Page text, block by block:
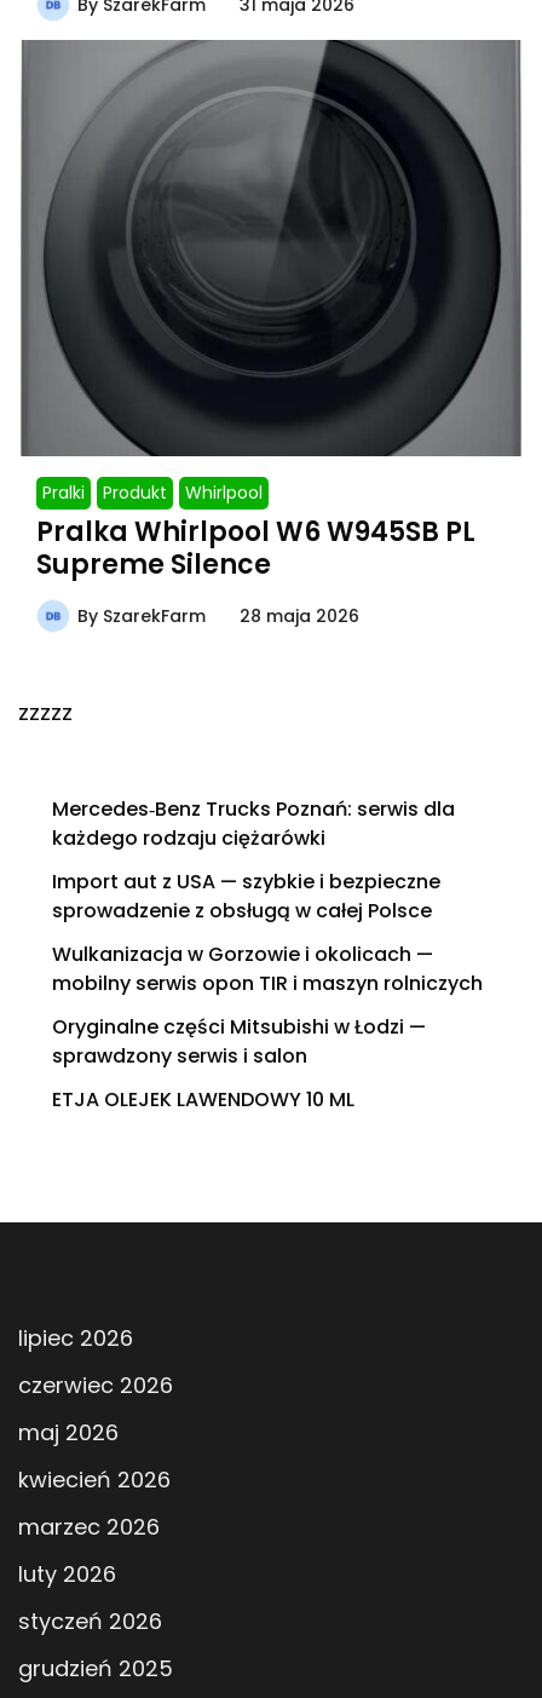
By SzarekFarm 31 maja 2026
Pralki Produkt Whirlpool
Pralka Whirlpool W6 W945SB PL
Supreme Silence
By SzarekFarm 28 maja 2026
zzzzz
Mercedes‑Benz Trucks Poznań: serwis dla
każdego rodzaju ciężarówki
Import aut z USA — szybkie i bezpieczne
sprowadzenie z obsługą w całej Polsce
Wulkanizacja w Gorzowie i okolicach —
mobilny serwis opon TIR i maszyn rolniczych
Oryginalne części Mitsubishi w Łodzi —
sprawdzony serwis i salon
ETJA OLEJEK LAWENDOWY 10 ML
lipiec 2026
czerwiec 2026
maj 2026
kwiecień 2026
marzec 2026
luty 2026
styczeń 2026
grudzień 2025